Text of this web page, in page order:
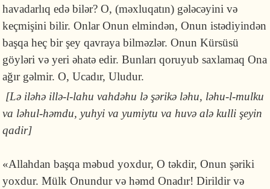
havadarlıq edə bilər? O, (məxluqatın) gələcəyini və
keçmişini bilir. Onlar Onun elmindən, Onun istədiyindən
başqa heç bir şey qavraya bilməzlər. Onun Kürsüsü
göyləri və yeri əhatə edir. Bunları qoruyub saxlamaq Ona
ağır gəlmir. O, Ucadır, Uludur.
[Lə iləhə illə-l-lahu vahdəhu lə şərikə ləhu, ləhu-l-mulku
va ləhul-həmdu, yuhyi va yumiytu va huvə alə kulli şeyin
qadir]
«Allahdan başqa məbud yox­dur, O tək­dir, Onun şəri­ki
yoxdur. Mülk Onundur və həmd Ona­dır! Dirildir və